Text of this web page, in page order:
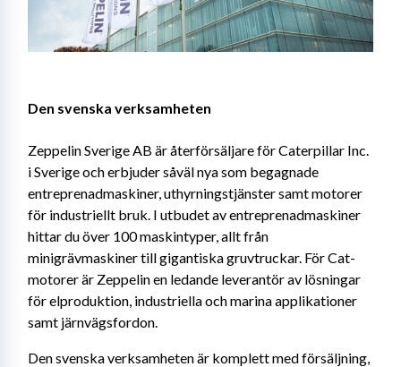
Den svenska verksamheten
Zeppelin Sverige AB är återförsäljare för Caterpillar Inc.
i Sverige och erbjuder såväl nya som begagnade
entreprenadmaskiner, uthyrningstjänster samt motorer
för industriellt bruk. I utbudet av entreprenadmaskiner
hittar du över 100 maskintyper, allt från
minigrävmaskiner till gigantiska gruvtruckar. För Cat-
motorer är Zeppelin en ledande leverantör av lösningar
för elproduktion, industriella och marina applikationer
samt järnvägsfordon.
Den svenska verksamheten är komplett med försäljning,